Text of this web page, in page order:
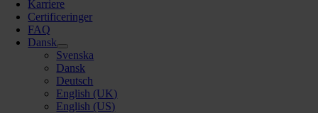
Karriere
Certificeringer
FAQ
Dansk
Svenska
Dansk
Deutsch
English (UK)
English (US)